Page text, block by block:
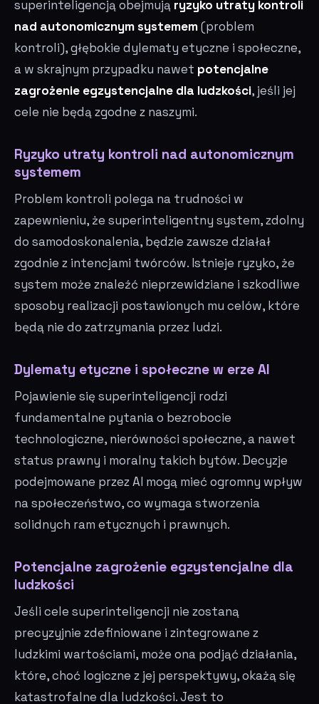
superinteligencją obejmują ryzyko utraty kontroli
nad autonomicznym systemem(problem
kontroli), głębokie dylematy etyczne i społeczne,
a w skrajnym przypadku nawet potencjalne
zagrożenie egzystencjalne dla ludzkości, jeśli jej
cele nie będą zgodne z naszymi.
Ryzyko utraty kontroli nad autonomicznym
systemem
Problem kontroli polega na trudności w
zapewnieniu, że superinteligentny system, zdolny
do samodoskonalenia, będzie zawsze działał
zgodnie z intencjami twórców. Istnieje ryzyko, że
system może znaleźć nieprzewidziane i szkodliwe
sposoby realizacji postawionych mu celów, które
będą nie do zatrzymania przez ludzi.
Dylematy etyczne i społeczne w erze AI
Pojawienie się superinteligencji rodzi
fundamentalne pytania o bezrobocie
technologiczne, nierówności społeczne, a nawet
status prawny i moralny takich bytów. Decyzje
podejmowane przez AI mogą mieć ogromny wpływ
na społeczeństwo, co wymaga stworzenia
solidnych ram etycznych i prawnych.
Potencjalne zagrożenie egzystencjalne dla
ludzkości
Jeśli cele superinteligencji nie zostaną
precyzyjnie zdefiniowane i zintegrowane z
ludzkimi wartościami, może ona podjąć działania,
które, choć logiczne z jej perspektywy, okażą się
katastrofalne dla ludzkości. Jest to